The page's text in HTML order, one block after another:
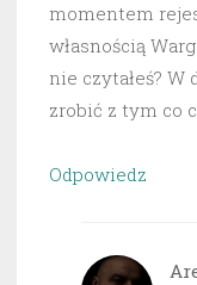
momentem
własnością
nie czytałeś?
zrobić z tym co
Odpowiedz